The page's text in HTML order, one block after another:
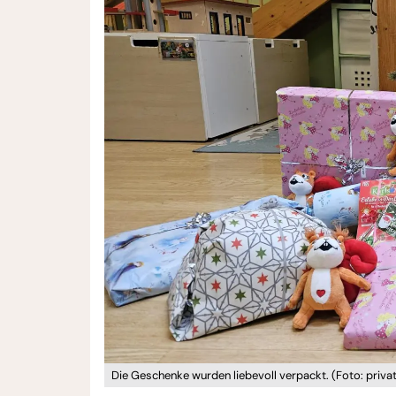
Die Geschenke wurden liebevoll verpackt. (Foto: